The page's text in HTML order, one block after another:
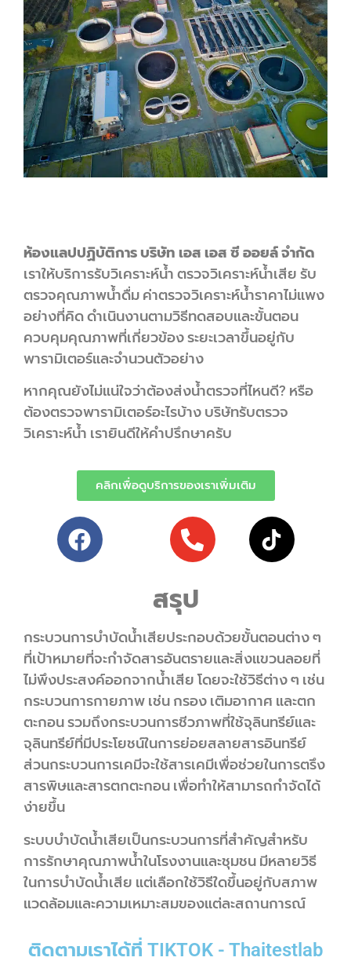
ห้องแลปปฏิบัติการ บริษัท เอส เอส ซี ออยล์ จำกัด
เราให้บริการรับวิเคราะห์น้ำ ตรวจวิเคราะห์น้ำเสีย รับ
ตรวจคุณภาพน้ำดื่ม ค่าตรวจวิเคราะห์น้ำราคาไม่แพง
อย่างที่คิด ดำเนินงานตามวิธีทดสอบและขั้นตอน
ควบคุมคุณภาพที่เกี่ยวข้อง ระยะเวลาขึ้นอยู่กับ
พารามิเตอร์และจำนวนตัวอย่าง
หากคุณยังไม่แน่ใจว่าต้องส่งน้ำตรวจที่ไหนดี? หรือ
ต้องตรวจพารามิเตอร์อะไรบ้าง บริษัทรับตรวจ
วิเคราะห์น้ำ เรายินดีให้คำปรึกษาครับ
คลิกเพื่อดูบริการของเราเพิ่มเติม
สรุป
กระบวนการบำบัดน้ำเสียประกอบด้วยขั้นตอนต่าง ๆ
ที่เป้าหมายที่จะกำจัดสารอันตรายและสิ่งแขวนลอยที่
ไม่พึงประสงค์ออกจากน้ำเสีย โดยจะใช้วิธีต่าง ๆ เช่น
กระบวนการกายภาพ เช่น กรอง เติมอากาศ และตก
ตะกอน รวมถึงกระบวนการชีวภาพที่ใช้จุลินทรีย์และ
จุลินทรีย์ที่มีประโยชน์ในการย่อยสลายสารอินทรีย์
ส่วนกระบวนการเคมีจะใช้สารเคมีเพื่อช่วยในการตรึง
สารพิษและสารตกตะกอน เพื่อทำให้สามารถกำจัดได้
ง่ายขึ้น
ระบบบำบัดน้ำเสียเป็นกระบวนการที่สำคัญสำหรับ
การรักษาคุณภาพน้ำในโรงงานและชุมชน มีหลายวิธี
ในการบำบัดน้ำเสีย แต่เลือกใช้วิธีใดขึ้นอยู่กับสภาพ
แวดล้อมและความเหมาะสมของแต่ละสถานการณ์
ติดตามเราได้ที่ TIKTOK - Thaitestlab